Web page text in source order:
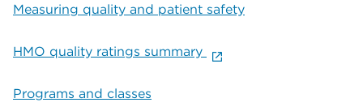
Measuring quality and patient safety
HMO quality ratings summary
Programs and classes